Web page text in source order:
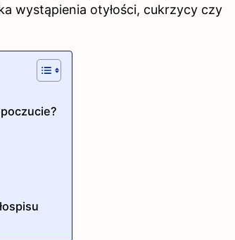
wystąpienia otyłości, cukrzycy czy